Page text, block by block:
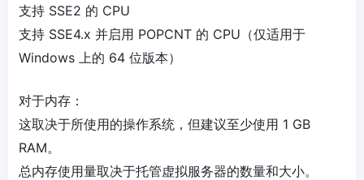
支持 SSE2 的 CPU
支持 SSE4.x 并启用 POPCNT 的 CPU（仅适用于
Windows 上的 64 位版本）
对于内存：
这取决于所使用的操作系统，但建议至少使用 1 GB
RAM。
总内存使用量取决于托管虚拟服务器的数量和大小。